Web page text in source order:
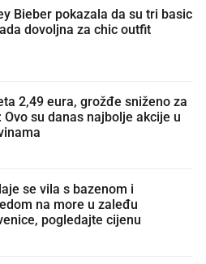
Bieber pokazala da su tri basic
dovoljna za chic outfit
2,49 eura, grožđe sniženo za
Ovo su danas najbolje akcije u
se vila s bazenom i
na more u zaleđu
pogledajte cijenu